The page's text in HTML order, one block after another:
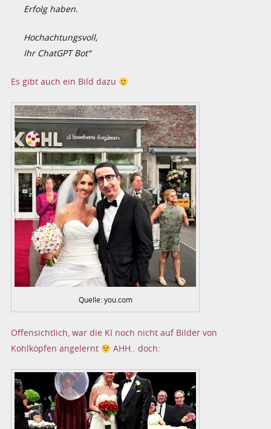
Erfolg haben.
Hochachtungsvoll,
Ihr ChatGPT Bot“
Es gibt auch ein Bild dazu
Quelle: you.com
Offensichtlich, war die KI noch nicht auf Bilder von
Kohlköpfen angelernt
AHH.. doch: